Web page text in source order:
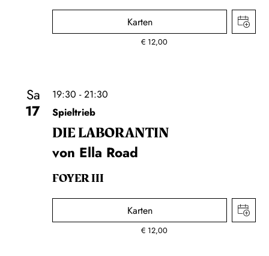
Karten
€ 12,00
Sa
17
19:30 - 21:30
Spieltrieb
DIE LA­BO­RAN­TIN
von Ella Road
FOYER III
Karten
€ 12,00